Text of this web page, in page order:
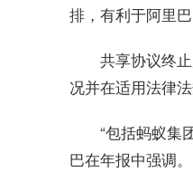
排，有利于阿里
共享协议终
况并在适用法律
“包括蚂蚁集
巴在年报中强调。